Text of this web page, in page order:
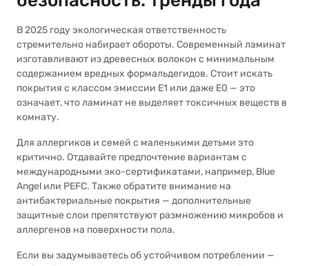
В 2025 году экологическая ответственность
стремительно набирает обороты. Современный ламинат
изготавливают из древесных волокон с минимальным
содержанием вредных формальдегидов. Стоит искать
покрытия с классом эмиссии E1 или даже E0 — это
означает, что ламинат не выделяет токсичных веществ в
комнату.
Для аллергиков и семей с маленькими детьми это
критично. Отдавайте предпочтение вариантам с
международными эко-сертификатами, например, Blue
Angel или PEFC. Также обратите внимание на
антибактериальные покрытия — дополнительные
защитные слои препятствуют размножению микробов и
аллергенов на поверхности пола.
Если вы задумываетесь об устойчивом потреблении —